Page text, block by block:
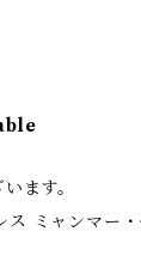
ます。
ミャンマー・